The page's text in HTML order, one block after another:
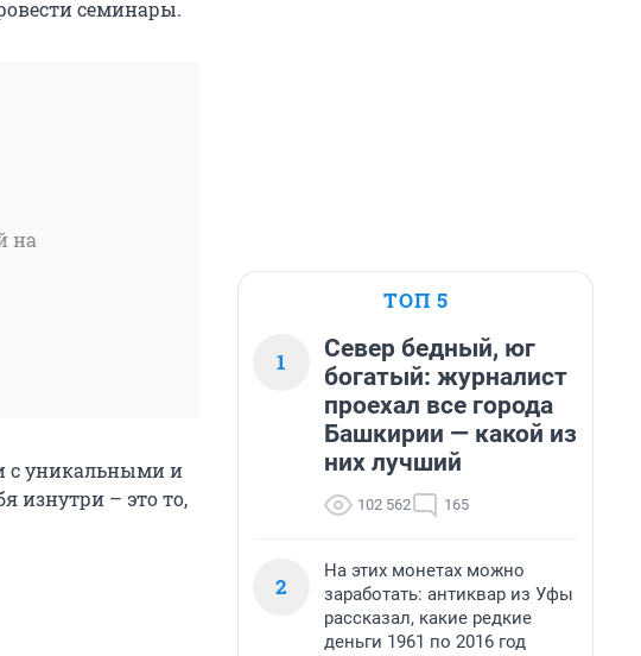
семинары.
на
с уникальными и
изнутри – это то,
ТОП 5
1
Север бедный, юг
богатый: журналист
проехал все города
Башкирии — какой из
них лучший
102 562 165
2
На этих монетах можно
заработать: антиквар из Уфы
рассказал, какие редкие
деньги 1961 по 2016 год